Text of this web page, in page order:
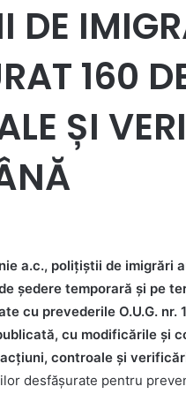
DE
160
ȘI
a.c., polițiștii de imigrări
ședere temporară și pe
cu prevederile O.U.G.
cu modificările și
controale și
desfășurate pentru